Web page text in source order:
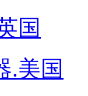
国
.美国